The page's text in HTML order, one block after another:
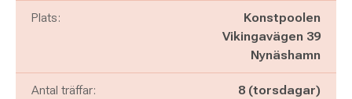
Plats:
Konstpoolen
Vikingavägen 39
Nynäshamn
Antal träffar: 8 (torsdagar)